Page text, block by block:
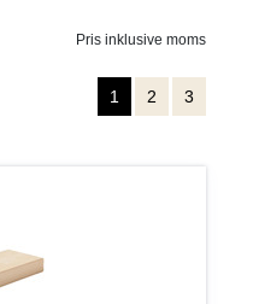
Pris inklusive moms
1 2 3